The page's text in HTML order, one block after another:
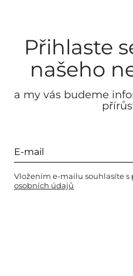
Přihlaste
našeho
a my vás budeme
Vložením e-mailu souhlasíte s
osobních údajů